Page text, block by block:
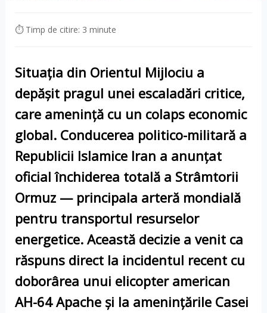
⏱ Timp de citire: 3 minute
Situația din Orientul Mijlociu a
depășit pragul unei escaladări critice,
care amenință cu un colaps economic
global. Conducerea politico-militară a
Republicii Islamice Iran a anunțat
oficial închiderea totală a Strâmtorii
Ormuz— principala arteră mondială
pentru transportul resurselor
energetice. Această decizie a venit ca
răspuns direct la incidentul recent cu
doborârea unui elicopter american
AH-64 Apacheși la amenințările Casei